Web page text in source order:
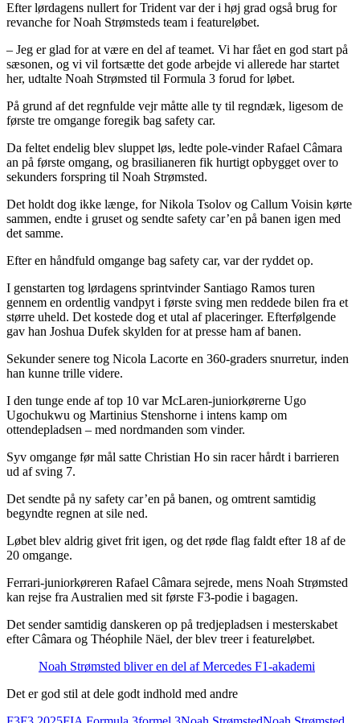
Efter lørdagens nullert for Trident var der i høj grad også brug for
revanche for Noah Strømsteds team i featureløbet.
– Jeg er glad for at være en del af teamet. Vi har fået en god start på
sæsonen, og vi vil fortsætte det gode arbejde vi allerede har startet
her, udtalte Noah Strømsted til Formula 3 forud for løbet.
På grund af det regnfulde vejr måtte alle ty til regndæk, ligesom de
første tre omgange foregik bag safety car.
Da feltet endelig blev sluppet løs, ledte pole-vinder Rafael Câmara
an på første omgang, og brasilianeren fik hurtigt opbygget over to
sekunders forspring til Noah Strømsted.
Det holdt dog ikke længe, for Nikola Tsolov og Callum Voisin kørte
sammen, endte i gruset og sendte safety car’en på banen igen med
det samme.
Efter en håndfuld omgange bag safety car, var der ryddet op.
I genstarten tog lørdagens sprintvinder Santiago Ramos turen
gennem en ordentlig vandpyt i første sving men reddede bilen fra et
større uheld. Det kostede dog et utal af placeringer. Efterfølgende
gav han Joshua Dufek skylden for at presse ham af banen.
Sekunder senere tog Nicola Lacorte en 360-graders snurretur, inden
han kunne trille videre.
I den tunge ende af top 10 var McLaren-juniorkørerne Ugo
Ugochukwu og Martinius Stenshorne i intens kamp om
ottendepladsen – med nordmanden som vinder.
Syv omgange før mål satte Christian Ho sin racer hårdt i barrieren
ud af sving 7.
Det sendte på ny safety car’en på banen, og omtrent samtidig
begyndte regnen at sile ned.
Løbet blev aldrig givet frit igen, og det røde flag faldt efter 18 af de
20 omgange.
Ferrari-juniorkøreren Rafael Câmara sejrede, mens Noah Strømsted
kan rejse fra Australien med sit første F3-podie i bagagen.
Det sender samtidig danskeren op på tredjepladsen i mesterskabet
efter Câmara og Théophile Näel, der blev treer i featureløbet.
Noah Strømsted bliver en del af Mercedes F1-akademi
Det er god stil at dele godt indhold med andre